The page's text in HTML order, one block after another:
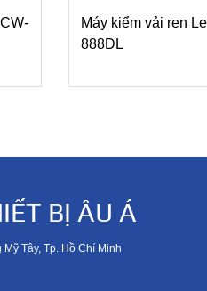
Máy kiểm vải ren
888DL
BỊ ÂU Á
Tây, Tp. Hồ Chí Minh